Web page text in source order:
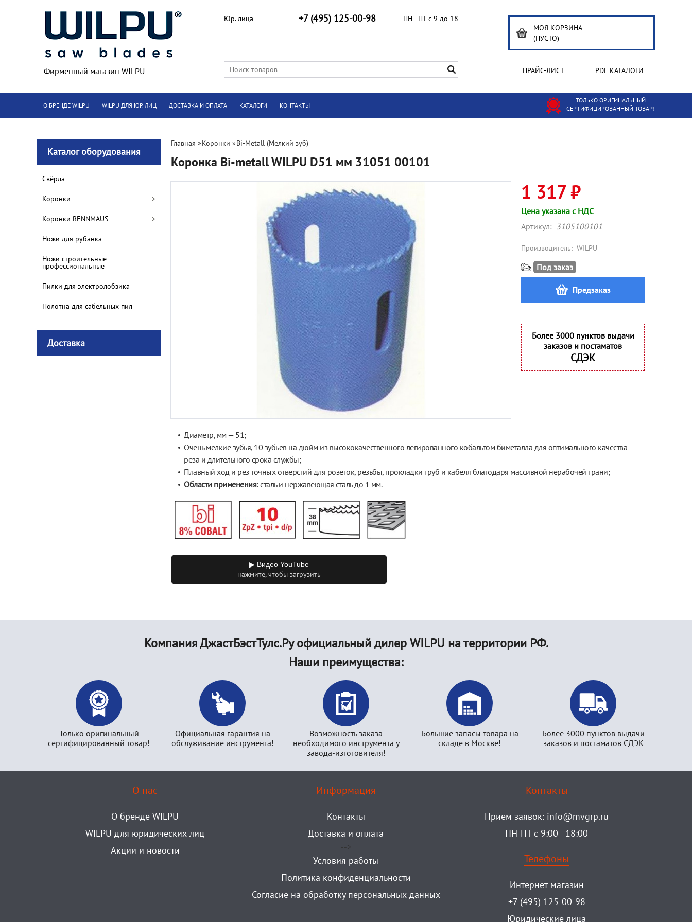
Фирменный магазин WILPU
Юр. лица +7 (495) 125-00-98
ПН - ПТ с 9 до 18
МОЯ КОРЗИНА
(ПУСТО)
ПРАЙС-ЛИСТ PDF КАТАЛОГИ
О БРЕНДЕ WILPU WILPU ДЛЯ ЮР. ЛИЦ ДОСТАВКА И ОПЛАТА КАТАЛОГИ КОНТАКТЫ
ТОЛЬКО ОРИГИНАЛЬНЫЙ
СЕРТИФИЦИРОВАННЫЙ ТОВАР!
Каталог оборудования
Cвёрла
Коронки
Коронки RENNMAUS
Ножи для рубанка
Ножи строительные
профессиональные
Пилки для электролобзика
Полотна для сабельных пил
Доставка
Главная »Коронки »Bi-Metall (Мелкий зуб)
Коронка Bi-metall WILPU D51 мм 31051 00101
1 317 ₽
Цена указана с НДС
Артикул: 3105100101
Производитель: WILPU
Под заказ
Предзаказ
Более 3000 пунктов выдачи
заказов и постаматов
СДЭК
Диаметр, мм — 51;
Очень мелкие зубья, 10 зубьев на дюйм из высококачественного легированного кобальтом биметалла для оптимального качества
реза и длительного срока службы;
Плавный ход и рез точных отверстий для розеток, резьбы, прокладки труб и кабеля благодаря массивной нерабочей грани;
Области применения: сталь и нержавеющая сталь до 1 мм.
▶ Видео YouTube
нажмите, чтобы загрузить
Компания ДжастБэстТулс.Ру официальный дилер WILPU на территории РФ.
Наши преимущества:
Только оригинальный
сертифицированный товар!
Официальная гарантия на
обслуживание инструмента!
Возможность заказа
необходимого инструмента у
завода-изготовителя!
Большие запасы товара на
складе в Москве!
Более 3000 пунктов выдачи
заказов и постаматов СДЭК
О нас
О бренде WILPU
WILPU для юридических лиц
Акции и новости
Информация
Контакты
Доставка и оплата
-->
Условия работы
Политика конфиденциальности
Согласие на обработку персональных данных
Контакты
Прием заявок: info@mvgrp.ru
ПН-ПТ с 9:00 - 18:00
Телефоны
Интернет-магазин
+7 (495) 125-00-98
Юридические лица